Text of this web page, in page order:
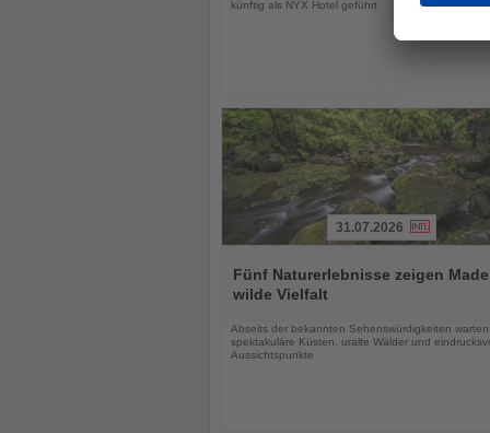
künftig als NYX Hotel geführt
Sie
die
31.07.2026
Fünf Naturerlebnisse zeigen
wilde Vielfalt
Abseits der bekannten Sehenswürdigkeiten warten
spektakuläre Küsten, uralte Wälder und
Aussichtspunkte